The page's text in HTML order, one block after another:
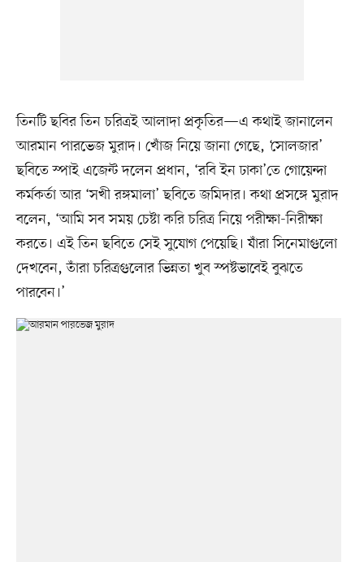
তিনটি ছবির তিন চরিত্রই আলাদা প্রকৃতির—এ কথাই জানালেন
আরমান পারভেজ মুরাদ। খোঁজ নিয়ে জানা গেছে, ‘সোলজার’
ছবিতে স্পাই এজেন্ট দলেন প্রধান, ‘রবি ইন ঢাকা’তে গোয়েন্দা
কর্মকর্তা আর ‘সখী রঙ্গমালা’ ছবিতে জমিদার। কথা প্রসঙ্গে মুরাদ
বলেন, ‘আমি সব সময় চেষ্টা করি চরিত্র নিয়ে পরীক্ষা-নিরীক্ষা
করতে। এই তিন ছবিতে সেই সুযোগ পেয়েছি। যাঁরা সিনেমাগুলো
দেখবেন, তাঁরা চরিত্রগুলোর ভিন্নতা খুব স্পষ্টভাবেই বুঝতে
পারবেন।’